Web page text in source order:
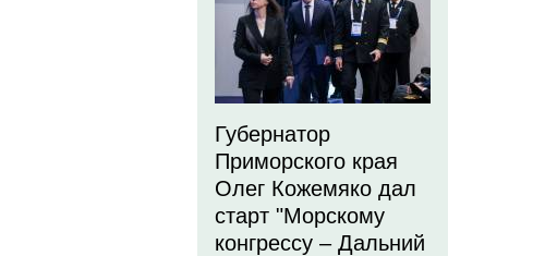
Губернатор
Приморского края
Олег Кожемяко дал
старт "Морскому
конгрессу – Дальний